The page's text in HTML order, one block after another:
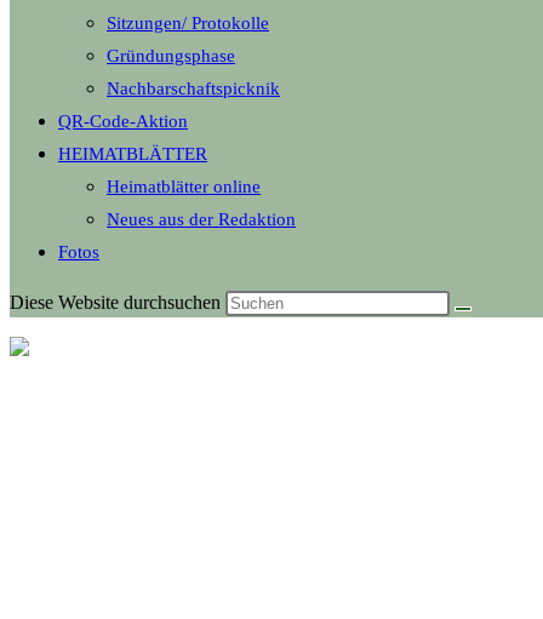
Sitzungen/ Protokolle
Gründungsphase
Nachbarschaftspicknik
QR-Code-Aktion
HEIMATBLÄTTER
Heimatblätter online
Neues aus der Redaktion
Fotos
Diese Website durchsuchen